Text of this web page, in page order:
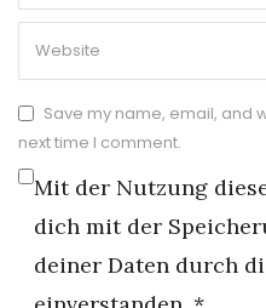
Save my name, email, and
next time I comment.
Mit der Nutzung
dich mit der
deiner Daten durch